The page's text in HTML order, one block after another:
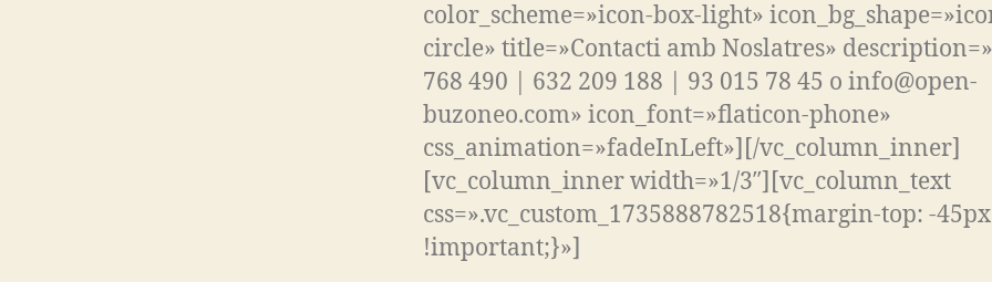
color_scheme=»icon-box-light»
circle» title=»Contacti amb Noslatres»
768 490 | 632 209 188 | 93 015 78 45 o info@open-
buzoneo.com» icon_font=»flaticon-phone»
css_animation=»fadeInLeft»][/vc_column_inner]
[vc_column_inner width=»1/3″][vc_column_text
css=».vc_custom_1735888782518{margin-top: -45px
!important;}»]